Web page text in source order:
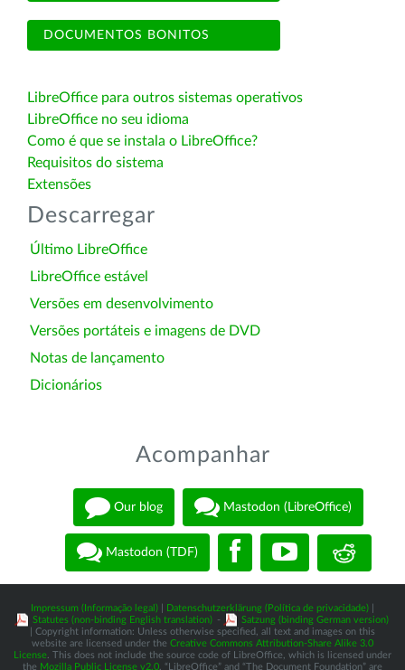
DOCUMENTOS BONITOS
LibreOffice para outros sistemas operativos
LibreOffice no seu idioma
Como é que se instala o LibreOffice?
Requisitos do sistema
Extensões
Descarregar
Último LibreOffice
LibreOffice estável
Versões em desenvolvimento
Versões portáteis e imagens de DVD
Notas de lançamento
Dicionários
Acompanhar
Our blog Mastodon (LibreOffice)
Mastodon (TDF)
Impressum (Informação legal) Datenschutzerklärung (Política de privacidade)
Statutes (non-binding English translation) -
Satzung (binding German version)
| Copyright information: Unless otherwise specified, all text and images on this
website are licensed under the Creative Commons Attribution-Share Alike 3.0
License . This does not include the source code of LibreOffice, which is licensed under
the Mozilla Public License v2.0 . “LibreOffice” and “The Document Foundation” are